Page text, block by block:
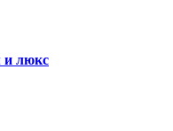
и люкс